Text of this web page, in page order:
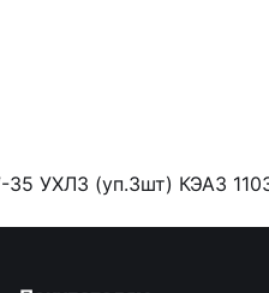
УХЛ3 (уп.3шт) КЭАЗ